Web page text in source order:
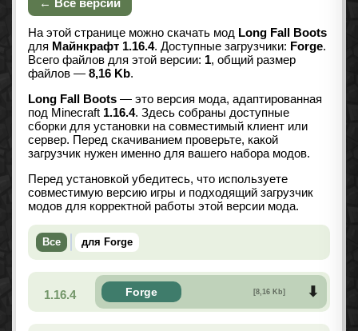
← Все версии
На этой странице можно скачать мод Long Fall Boots
для Майнкрафт 1.16.4. Доступные загрузчики: Forge.
Всего файлов для этой версии: 1, общий размер
файлов — 8,16 Kb.
Long Fall Boots — это версия мода, адаптированная
под Minecraft 1.16.4. Здесь собраны доступные
сборки для установки на совместимый клиент или
сервер. Перед скачиванием проверьте, какой
загрузчик нужен именно для вашего набора модов.
Перед установкой убедитесь, что используете
совместимую версию игры и подходящий загрузчик
модов для корректной работы этой версии мода.
Все для Forge
1.16.4 Forge [8,16 Kb]